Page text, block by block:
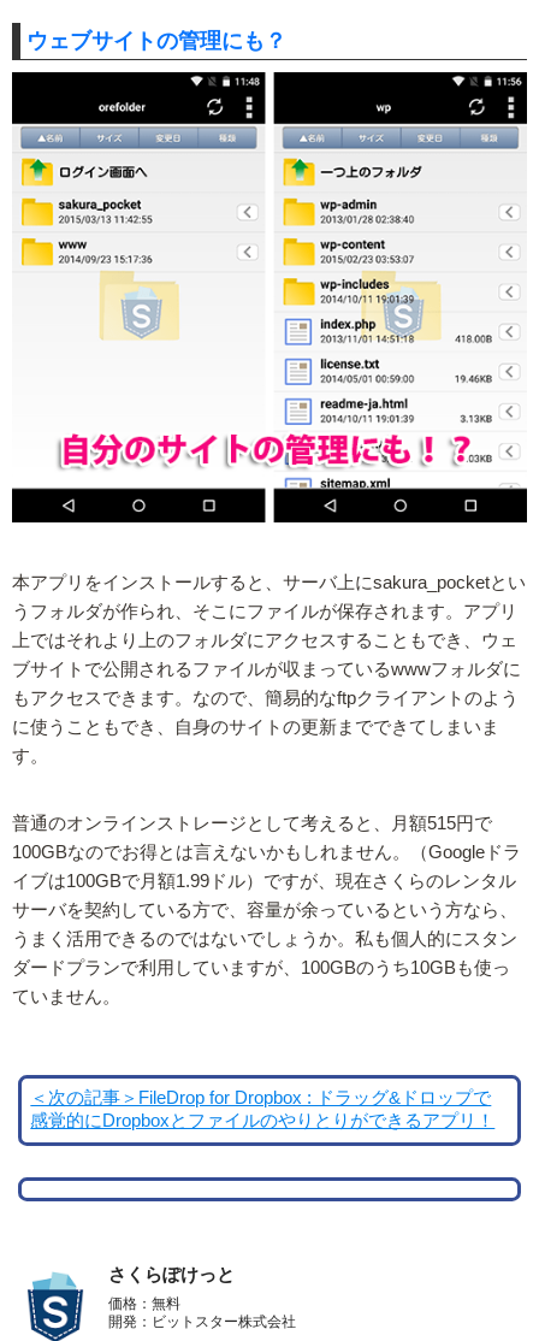
ウェブサイトの管理にも？
本アプリをインストールすると、サーバ上にsakura_pocketとい
うフォルダが作られ、そこにファイルが保存されます。アプリ
上ではそれより上のフォルダにアクセスすることもでき、ウェ
ブサイトで公開されるファイルが収まっているwwwフォルダに
もアクセスできます。なので、簡易的なftpクライアントのよう
に使うこともでき、自身のサイトの更新までできてしまいま
す。
普通のオンラインストレージとして考えると、月額515円で
100GBなのでお得とは言えないかもしれません。（Googleドラ
イブは100GBで月額1.99ドル）ですが、現在さくらのレンタル
サーバを契約している方で、容量が余っているという方なら、
うまく活用できるのではないでしょうか。私も個人的にスタン
ダードプランで利用していますが、100GBのうち10GBも使っ
ていません。
＜次の記事＞FileDrop for Dropbox : ドラッグ&ドロップで
感覚的にDropboxとファイルのやりとりができるアプリ！
さくらぽけっと
価格：無料
開発：ビットスター株式会社